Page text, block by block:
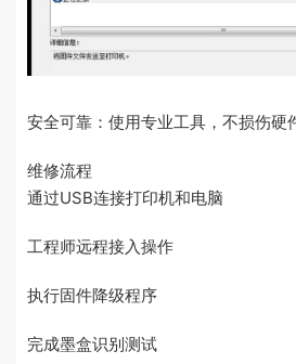
安全可靠：使用专业工具，不损伤硬
维修流程
通过USB连接打印机和电脑
工程师远程接入操作
执行固件降级程序
完成墨盒识别测试